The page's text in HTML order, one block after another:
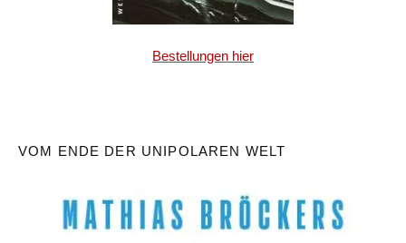
Bestellungen hier
VOM ENDE DER UNIPOLAREN WELT